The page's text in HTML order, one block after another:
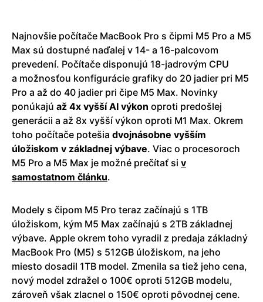
Najnovšie počítače MacBook Pro s čipmi M5 Pro a M5
Max sú dostupné naďalej v 14- a 16-palcovom
prevedení. Počítače disponujú 18-jadrovým CPU
a možnosťou konfigurácie grafiky do 20 jadier pri M5
Pro a až do 40 jadier pri čipe M5 Max. Novinky
ponúkajú až 4x vyšší AI výkon oproti predošlej
generácii a až 8x vyšší výkon oproti M1 Max. Okrem
toho počítače potešia dvojnásobne vyšším
úložiskom v základnej výbave. Viac o procesoroch
M5 Pro a M5 Max je možné prečítať si v
samostatnom článku.
Modely s čipom M5 Pro teraz začínajú s 1TB
úložiskom, kým M5 Max začínajú s 2TB základnej
výbave. Apple okrem toho vyradil z predaja základný
MacBook Pro (M5) s 512GB úložiskom, na jeho
miesto dosadil 1TB model. Zmenila sa tiež jeho cena,
nový model zdražel o 100€ oproti 512GB modelu,
zároveň však zlacnel o 150€ oproti pôvodnej cene.